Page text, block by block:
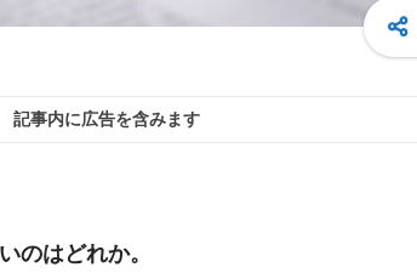
記事内に広告を含みます
のはどれか。